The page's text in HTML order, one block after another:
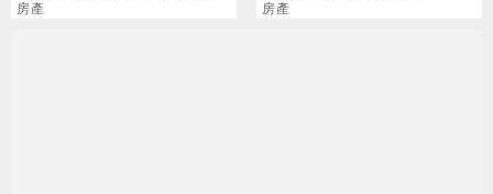
營超商」
房產 房產